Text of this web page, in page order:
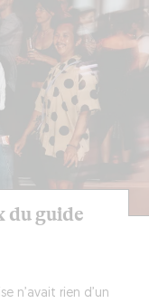
du guide
n’avait rien d’un